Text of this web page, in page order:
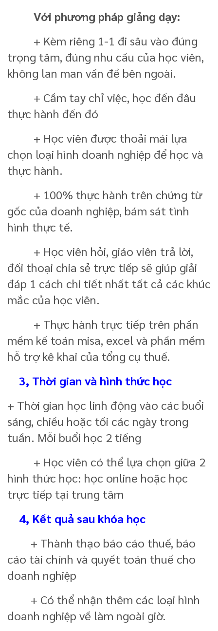
Với phương pháp giảng dạy:
+ Kèm riêng 1-1 đi sâu vào đúng
trọng tâm, đúng nhu cầu của học viên,
không lan man vấn đề bên ngoài.
+ Cầm tay chỉ việc, học đến đâu
thực hành đến đó
+ Học viên được thoải mái lựa
chọn loại hình doanh nghiệp để học và
thực hành.
+ 100% thực hành trên chứng từ
gốc của doanh nghiệp, bám sát tình
hình thực tế.
+ Học viên hỏi, giáo viên trả lời,
đối thoại chia sẻ trực tiếp sẽ giúp giải
đáp 1 cách chi tiết nhất tất cả các khúc
mắc của học viên.
+ Thực hành trực tiếp trên phần
mềm kế toán misa, excel và phần mềm
hỗ trợ kê khai của tổng cụ thuế.
3, Thời gian và hình thức học
+ Thời gian học linh động vào các buổi
sáng, chiều hoặc tối các ngày trong
tuần. Mỗi buổi học 2 tiếng
+ Học viên có thể lựa chọn giữa 2
hình thức học: học online hoặc học
trực tiếp tại trung tâm
4, Kết quả sau khóa học
+ Thành thạo báo cáo thuế, báo
cáo tài chính và quyết toán thuế cho
doanh nghiệp
+ Có thể nhận thêm các loại hình
doanh nghiệp về làm ngoài giờ.